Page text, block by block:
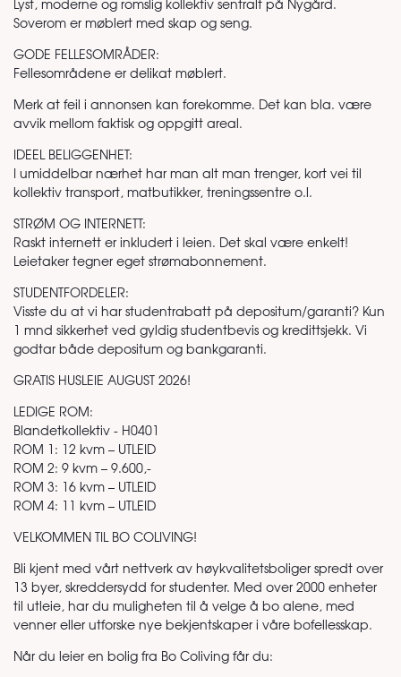
Lyst, moderne og romslig kollektiv sentralt på Nygård.
Soverom er møblert med skap og seng.
GODE FELLESOMRÅDER:
Fellesområdene er delikat møblert.
Merk at feil i annonsen kan forekomme. Det kan bla. være
avvik mellom faktisk og oppgitt areal.
IDEEL BELIGGENHET:
I umiddelbar nærhet har man alt man trenger, kort vei til
kollektiv transport, matbutikker, treningssentre o.l.
STRØM OG INTERNETT:
Raskt internett er inkludert i leien. Det skal være enkelt!
Leietaker tegner eget strømabonnement.
STUDENTFORDELER:
Visste du at vi har studentrabatt på depositum/garanti? Kun
1 mnd sikkerhet ved gyldig studentbevis og kredittsjekk. Vi
godtar både depositum og bankgaranti.
GRATIS HUSLEIE AUGUST 2026!
LEDIGE ROM:
Blandetkollektiv - H0401
ROM 1: 12 kvm – UTLEID
ROM 2: 9 kvm – 9.600,-
ROM 3: 16 kvm – UTLEID
ROM 4: 11 kvm – UTLEID
VELKOMMEN TIL BO COLIVING!
Bli kjent med vårt nettverk av høykvalitetsboliger spredt over
13 byer, skreddersydd for studenter. Med over 2000 enheter
til utleie, har du muligheten til å velge å bo alene, med
venner eller utforske nye bekjentskaper i våre bofellesskap.
Når du leier en bolig fra Bo Coliving får du: